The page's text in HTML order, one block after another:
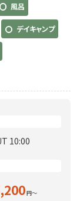
風呂
デイキャンプ
10:00